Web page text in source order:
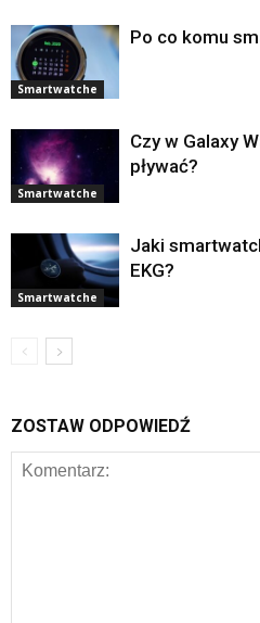
Smartwatche
Po co komu
Smartwatche
Czy w Galaxy
pływać?
Smartwatche
Jaki
EKG?
ZOSTAW ODPOWIEDŹ